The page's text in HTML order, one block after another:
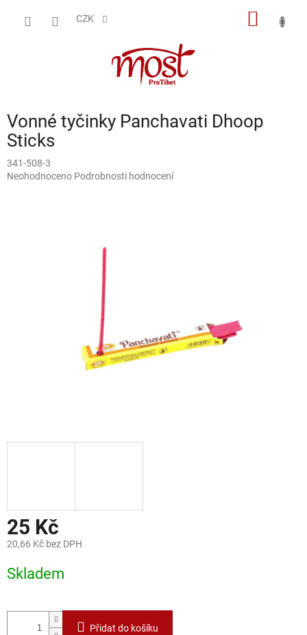
CZK
Vonné tyčinky Panchavati Dhoop
Sticks
341-508-3
Průměrné
Neohodnoceno Podrobnosti hodnocení
25 Kč
20,66 Kč bez DPH
cena:
Skladem
Přidat do košíku